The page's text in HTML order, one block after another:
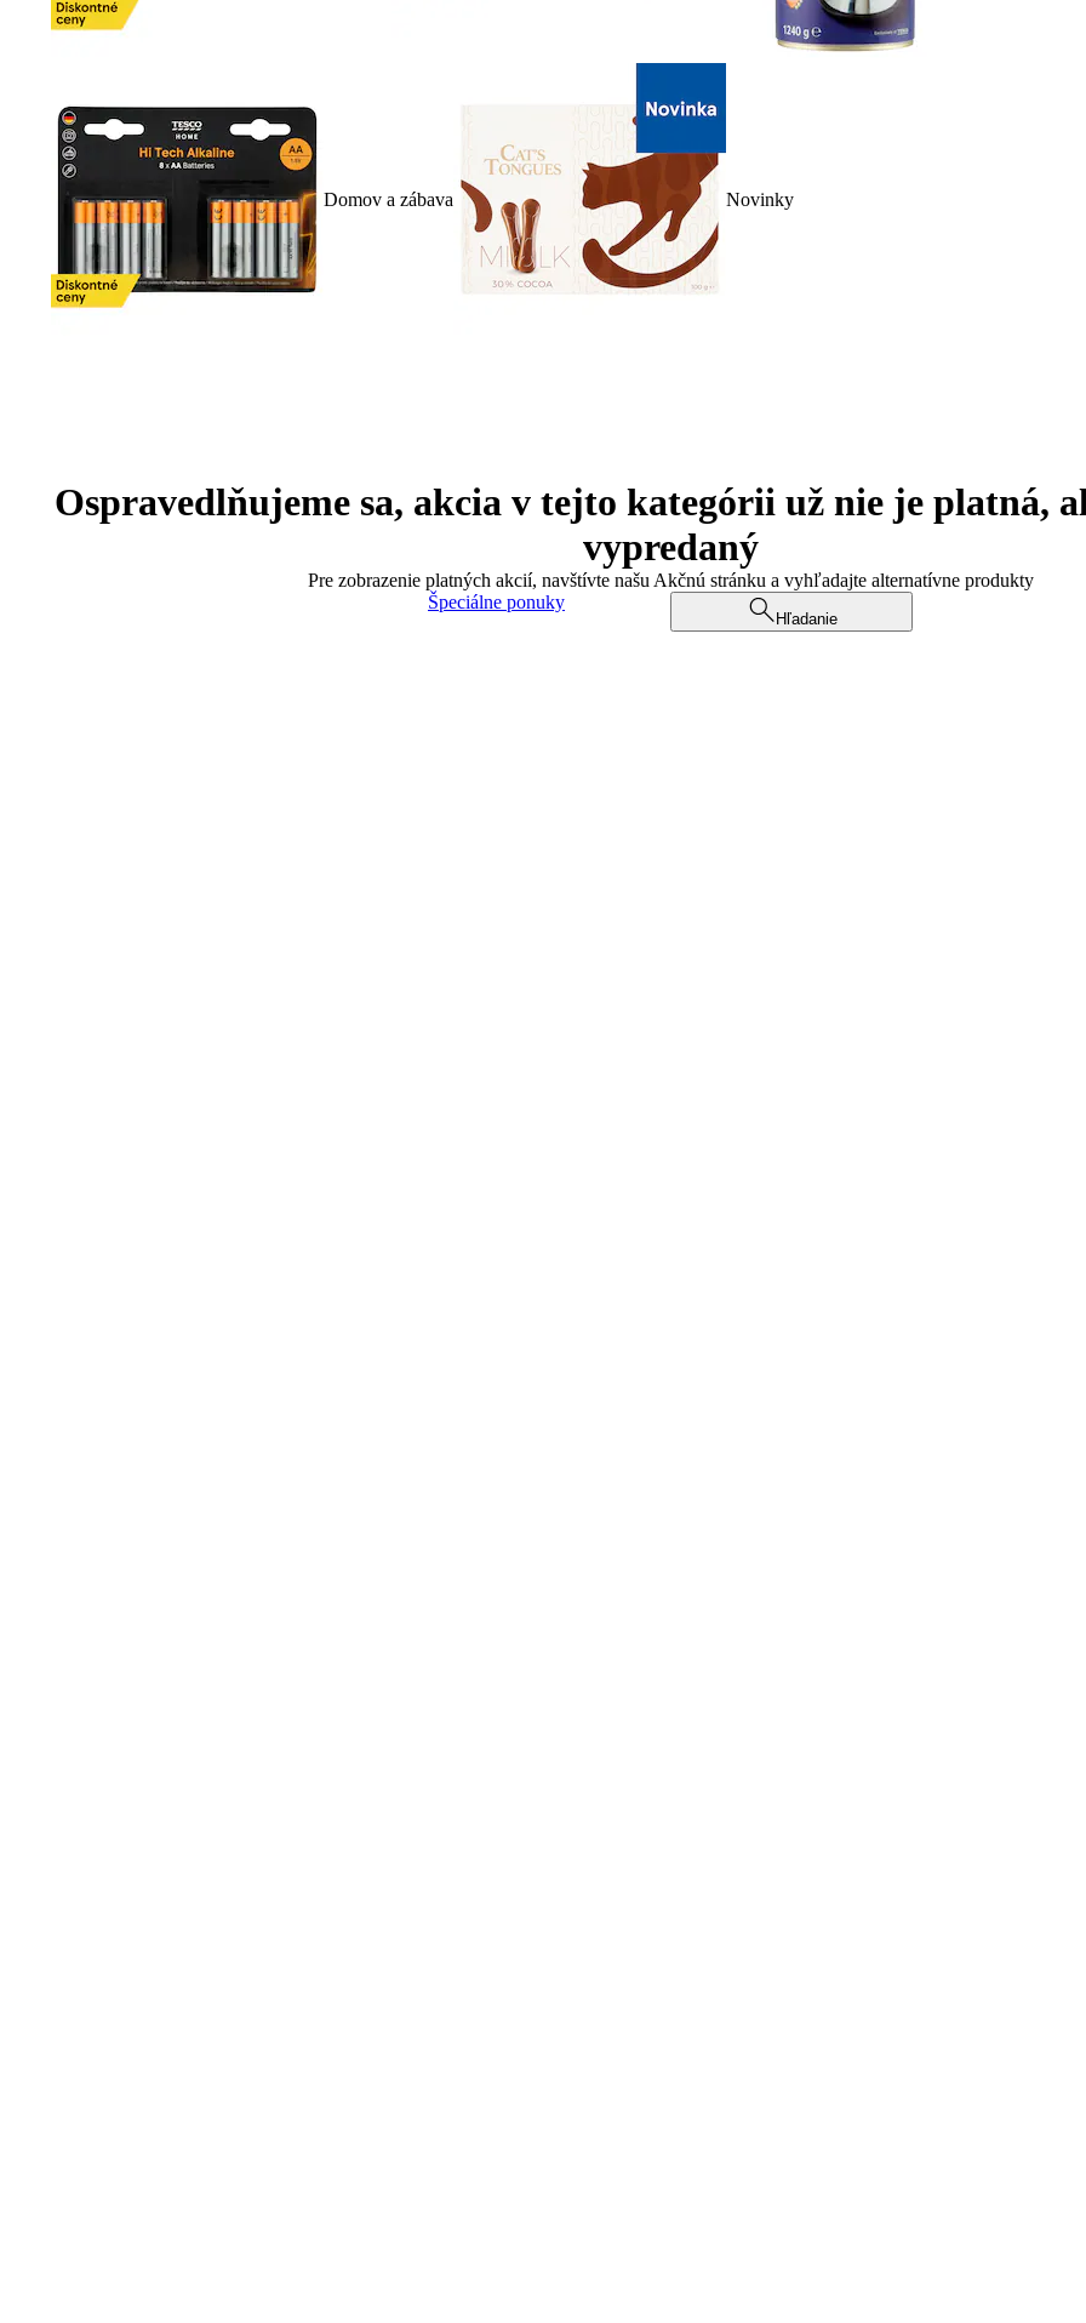
Domov a zábava Novinky
Ospravedlňujeme sa, akcia v tejto kategórii už nie je platná,
vypredaný
Pre zobrazenie platných akcií, navštívte našu Akčnú stránku a vyhľadajte alternatívne produkty
Špeciálne ponuky
Hľadanie